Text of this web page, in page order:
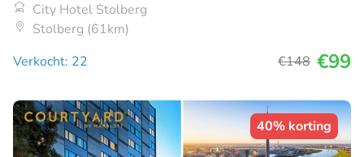
City Hotel Stolberg
Stolberg (61km)
Verkocht: 22
€148 €99
40% korting